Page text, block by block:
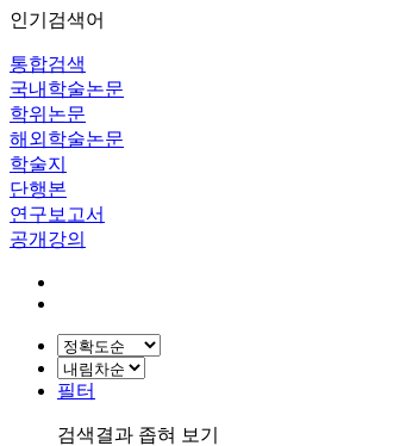
인기검색어
통합검색
국내학술논문
학위논문
해외학술논문
학술지
단행본
연구보고서
공개강의
필터
검색결과 좁혀 보기